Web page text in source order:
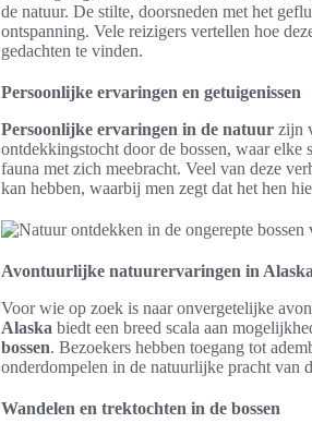
de natuur. De stilte, doorsneden met het
ontspanning. Vele reizigers vertellen hoe
gedachten te vinden.
Persoonlijke ervaringen en getuigenissen
Persoonlijke ervaringen in de natuur zijn
ontdekkingstocht door de bossen, waar
fauna met zich meebracht. Veel van deze
kan hebben, waarbij men zegt dat het hen
Avontuurlijke natuurervaringen in Alaska
Voor wie op zoek is naar onvergetelijke
Alaska biedt een breed scala aan
bossen. Bezoekers hebben toegang tot
onderdompelen in de natuurlijke pracht van
Wandelen en trektochten in de bossen